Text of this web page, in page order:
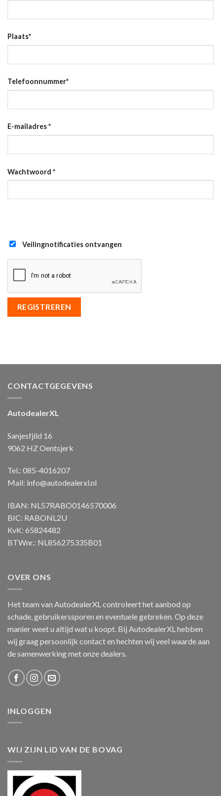
Plaats*
Telefoonnummer*
E-mailadres*
Wachtwoord *
Veilingnotificaties ontvangen
REGISTREREN
CONTACTGEGEVENS
AutodealerXL
Sanjesfjild 16
9062 HZ Oentsjerk
Tel.: 085-4016207
Mail: info@autodealerxl.nl
IBAN: NL57RABO0146570006
BIC: RABONL2U
KvK: 65824482
BTWnr.: NL856275335B01
OVER ONS
Het team van AutodealerXL controleert het aanbod op
schade, gebruikerssporen en eventuele gebreken. Op deze
manier weet u altijd wat u koopt. Bij AutodealerXL hebben
wij graag persoonlijk contact en hechten wij veel waarde aan
de samenwerking met onze dealers.
INLOGGEN
WIJ ZIJN LID VAN DE BOVAG